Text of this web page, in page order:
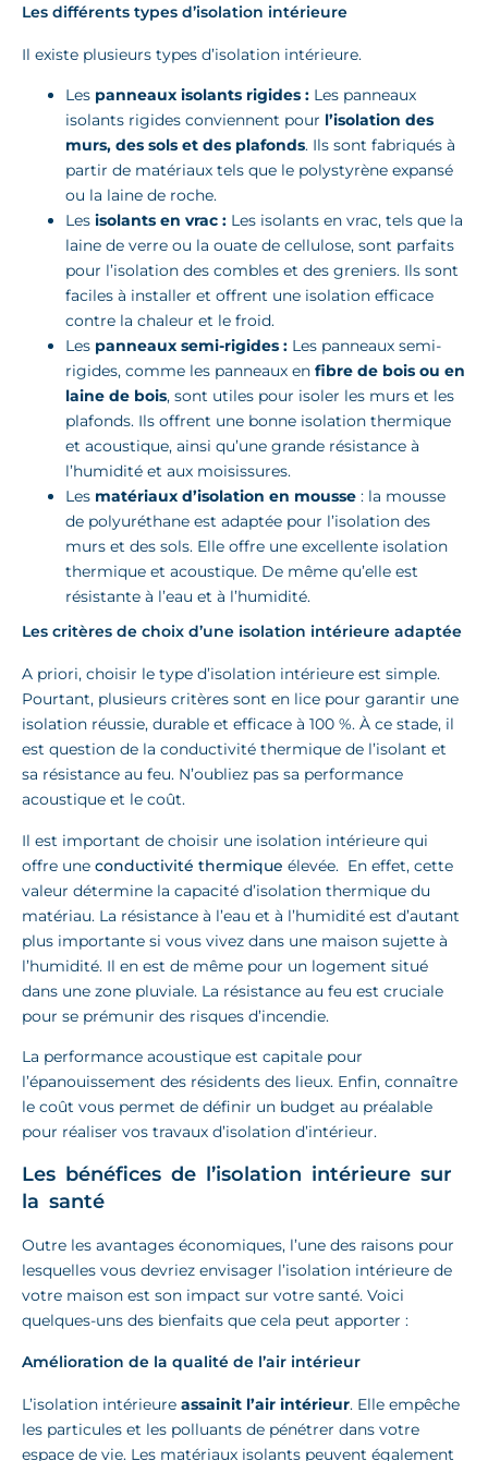
Les différents types d’isolation intérieure
Il existe plusieurs types d’isolation intérieure.
Les panneaux isolants rigides : Les panneaux
isolants rigides conviennent pour l’isolation des
murs, des sols et des plafonds. Ils sont fabriqués à
partir de matériaux tels que le polystyrène expansé
ou la laine de roche.
Les isolants en vrac : Les isolants en vrac, tels que la
laine de verre ou la ouate de cellulose, sont parfaits
pour l’isolation des combles et des greniers. Ils sont
faciles à installer et offrent une isolation efficace
contre la chaleur et le froid.
Les panneaux semi-rigides : Les panneaux semi-
rigides, comme les panneaux en fibre de bois ou en
laine de bois, sont utiles pour isoler les murs et les
plafonds. Ils offrent une bonne isolation thermique
et acoustique, ainsi qu’une grande résistance à
l’humidité et aux moisissures.
Les matériaux d’isolation en mousse : la mousse
de polyuréthane est adaptée pour l’isolation des
murs et des sols. Elle offre une excellente isolation
thermique et acoustique. De même qu’elle est
résistante à l’eau et à l’humidité.
Les critères de choix d’une isolation intérieure adaptée
A priori, choisir le type d’isolation intérieure est simple.
Pourtant, plusieurs critères sont en lice pour garantir une
isolation réussie, durable et efficace à 100 %. À ce stade, il
est question de la conductivité thermique de l’isolant et
sa résistance au feu. N’oubliez pas sa performance
acoustique et le coût.
Il est important de choisir une isolation intérieure qui
offre une conductivité thermique élevée. En effet, cette
valeur détermine la capacité d’isolation thermique du
matériau. La résistance à l’eau et à l’humidité est d’autant
plus importante si vous vivez dans une maison sujette à
l’humidité. Il en est de même pour un logement situé
dans une zone pluviale. La résistance au feu est cruciale
pour se prémunir des risques d’incendie.
La performance acoustique est capitale pour
l’épanouissement des résidents des lieux. Enfin, connaître
le coût vous permet de définir un budget au préalable
pour réaliser vos travaux d’isolation d’intérieur.
Les bénéfices de l’isolation intérieure sur
la santé
Outre les avantages économiques, l’une des raisons pour
lesquelles vous devriez envisager l’isolation intérieure de
votre maison est son impact sur votre santé. Voici
quelques-uns des bienfaits que cela peut apporter :
Amélioration de la qualité de l’air intérieur
L’isolation intérieure assainit l’air intérieur. Elle empêche
les particules et les polluants de pénétrer dans votre
espace de vie. Les matériaux isolants peuvent également